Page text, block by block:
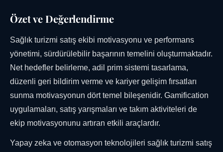
Özet ve Değerlendirme
Sağlık turizmi satış ekibi motivasyonu ve performans
yönetimi, sürdürülebilir başarının temelini oluşturmaktadır.
Net hedefler belirleme, adil prim sistemi tasarlama,
düzenli geri bildirim verme ve kariyer gelişim fırsatları
sunma motivasyonun dört temel bileşenidir. Gamification
uygulamaları, satış yarışmaları ve takım aktiviteleri de
ekip motivasyonunu artıran etkili araçlardır.
Yapay zeka ve otomasyon teknolojileri sağlık turizmi satış